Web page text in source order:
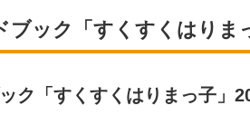
ブック「すくすくはりま
ク「すくすくはりまっ子」